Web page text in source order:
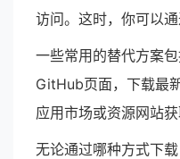
访问。这时，你可以
一些常用的替代方案
GitHub页面，下载最
应用市场或资源网站获
无论通过哪种方式下